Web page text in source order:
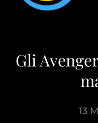
Gli
13